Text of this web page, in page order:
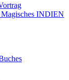
INDIEN